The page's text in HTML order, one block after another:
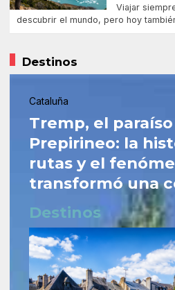
Viajar
descubrir el mundo, pero hoy
Destinos
Cataluña
Tremp, el
Prepirineo: la
rutas y el
transformó una
Destinos